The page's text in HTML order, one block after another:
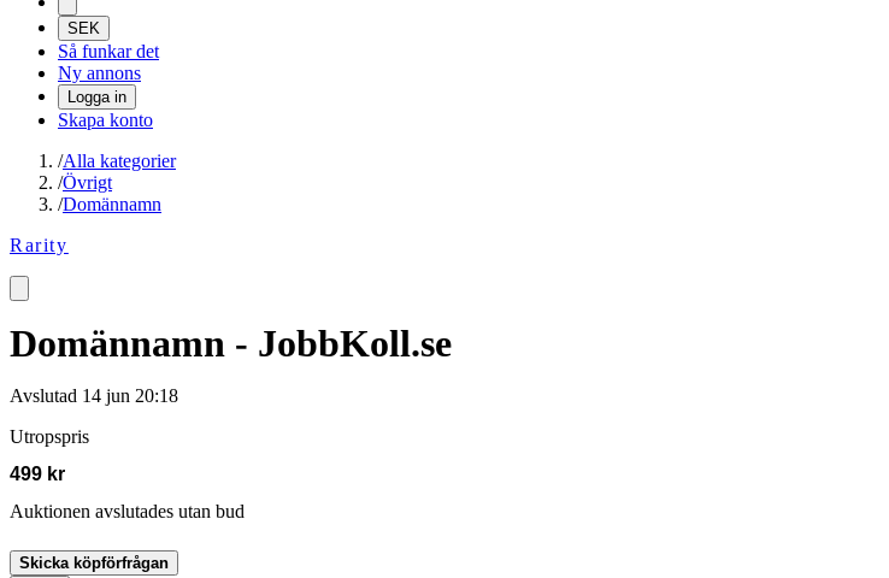
SEK
Så funkar det
Ny annons
Logga in
Skapa konto
/Alla kategorier
/Övrigt
/Domännamn
Rarity
Domännamn - JobbKoll.se
Avslutad 14 jun 20:18
Utropspris
499 kr
Auktionen avslutades utan bud
Skicka köpförfrågan